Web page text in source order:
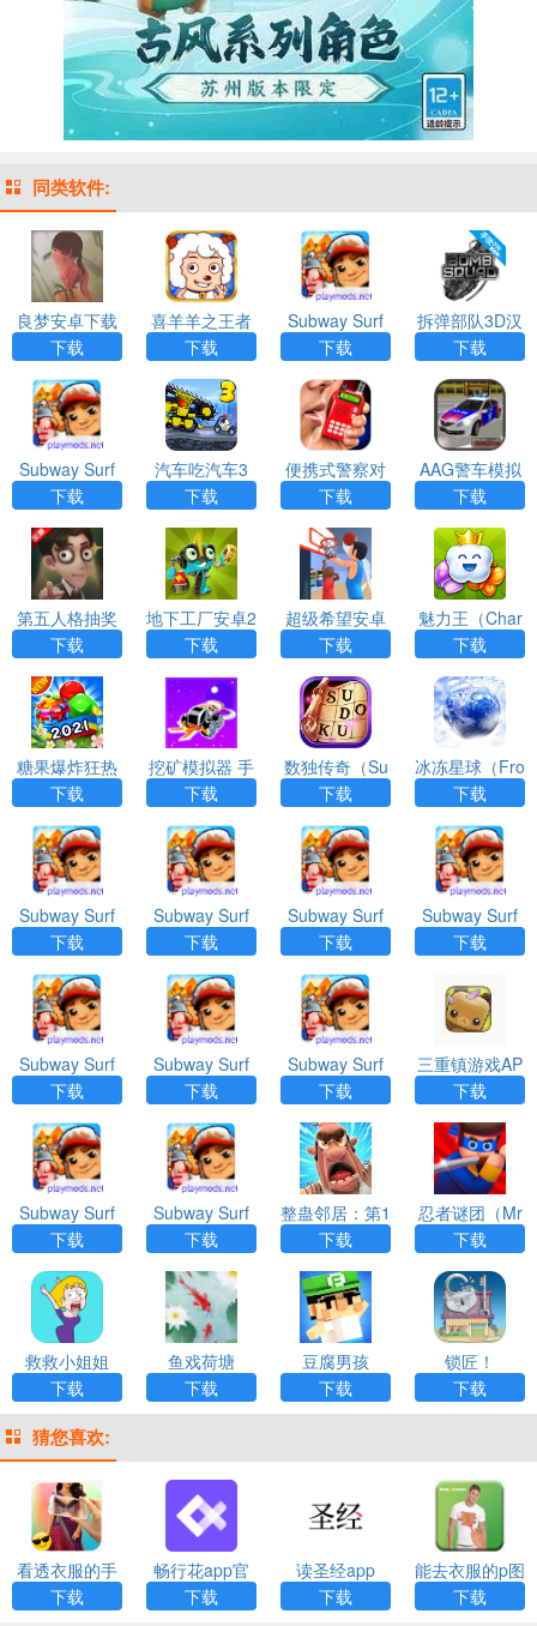
同类软件:
良梦安卓下载
（良い梦）
下载
喜羊羊之王者
特攻队
下载
Subway Surf
地铁跑酷皮瓜
星空开罗版本a
pp
下载
拆弹部队3D汉
化版游戏APP
下载
下载
Subway Surf
地铁跑酷射击
恐怖版app下
载
下载
汽车吃汽车3
（CarEatsCar
3）
下载
便携式警察对
讲机（Portabl
e police walkie
-talkie）
下载
AAG警车模拟
器
下载
第五人格抽奖
模拟器无限抽a
pp下载
下载
地下工厂安卓2
022完整版最
新版
下载
超级希望安卓
版2022官方版
下载
魅力王（Char
m King）
下载
糖果爆炸狂热
比赛官方版
下载
挖矿模拟器 手
机版（Space
Miner）游戏A
PP下载
下载
数独传奇（Su
doku Epic）游
戏APP下载
下载
冰冻星球（Fro
zen Earth）游
戏APP下载
下载
Subway Surf
地铁跑酷国庆
版app
下载
Subway Surf
地铁跑酷全皮
肤全滑板全背
饰app
下载
Subway Surf
地铁跑酷2023
中秋版app
下载
Subway Surf
地铁跑酷孤独
之城app
下载
Subway Surf
地铁跑酷伤感
坤版app
下载
Subway Surf
地铁跑酷皮瓜
星空开罗版本a
pp
下载
Subway Surf
地铁跑酷国际
服里约版app
下载
三重镇游戏AP
P下载
下载
Subway Surf
地铁跑酷苏州
内购版app
下载
Subway Surf
地铁跑酷156
个角色app
下载
整蛊邻居：第1
季安装器游戏
APP下载
下载
忍者谜团（Mr
Ninja）
下载
救救小姐姐
下载
鱼戏荷塘
下载
豆腐男孩
下载
锁匠！
下载
猜您喜欢:
看透衣服的手
机相机app下
载
下载
畅行花app官
方最新版
下载
读圣经app
下载
能去衣服的p图
app下载
下载